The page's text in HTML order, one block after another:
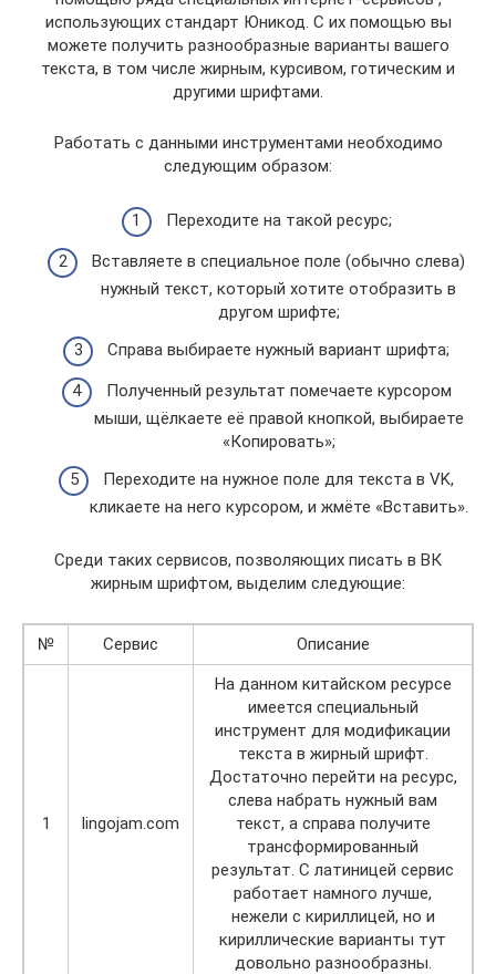
использующих стандарт Юникод. С их помощью вы
можете получить разнообразные варианты вашего
текста, в том числе жирным, курсивом, готическим и
другими шрифтами.
Работать с данными инструментами необходимо
следующим образом:
Переходите на такой ресурс;
Вставляете в специальное поле (обычно слева)
нужный текст, который хотите отобразить в
другом шрифте;
Справа выбираете нужный вариант шрифта;
Полученный результат помечаете курсором
мыши, щёлкаете её правой кнопкой, выбираете
«Копировать»;
Переходите на нужное поле для текста в VK,
кликаете на него курсором, и жмёте «Вставить».
Среди таких сервисов, позволяющих писать в ВК
жирным шрифтом, выделим следующие:
№ Сервис Описание
1 lingojam.com
На данном китайском ресурсе
имеется специальный
инструмент для модификации
текста в жирный шрифт.
Достаточно перейти на ресурс,
слева набрать нужный вам
текст, а справа получите
трансформированный
результат. C латиницей сервис
работает намного лучше,
нежели с кириллицей, но и
кириллические варианты тут
довольно разнообразны.